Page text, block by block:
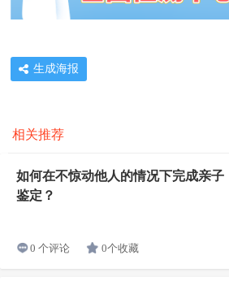
生成海报
相关推荐
如何在不惊动他人的情况下完成亲子
鉴定？
0 个评论 0个收藏